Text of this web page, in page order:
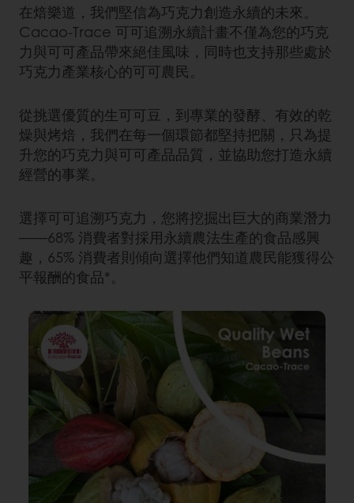
在焙樂道，我們堅信為巧克力創造永續的未來。
Cacao-Trace 可可追溯永續計畫不僅為您的巧克
力與可可產品帶來絕佳風味，同時也支持那些處於
巧克力產業核心的可可農民。
從挑選優質的生可可豆，到專業的發酵、有效的乾
燥與烤焙，我們在每一個環節都堅持把關，只為提
升您的巧克力與可可產品品質，並協助您打造永續
經營的事業。
選擇可可追溯巧克力，您將挖掘出巨大的商業潛力
——68% 消費者對採用永續農法生產的食品感興
趣，65% 消費者則傾向選擇他們知道農民能獲得公
平報酬的食品*。